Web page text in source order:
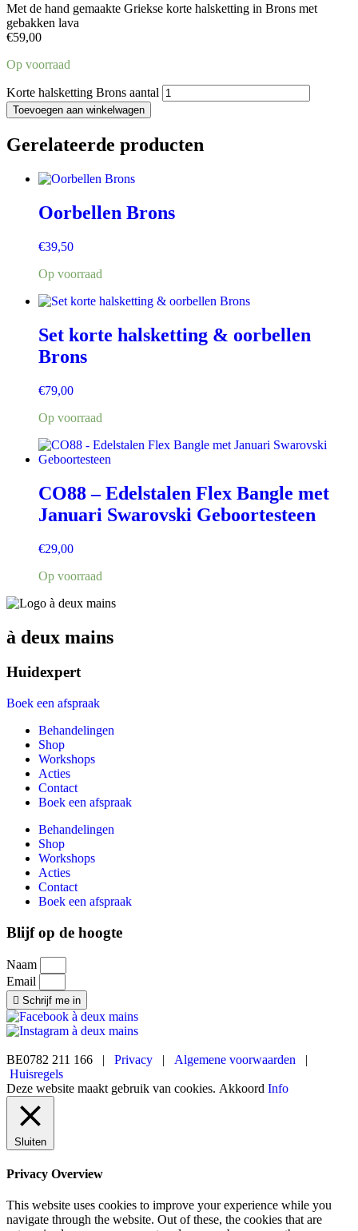
Met de hand gemaakte Griekse korte halsketting in Brons met
gebakken lava
€59,00
Op voorraad
Korte halsketting Brons aantal
Toevoegen aan winkelwagen
Gerelateerde producten
Oorbellen Brons
€39,50
Op voorraad
Set korte halsketting & oorbellen
Brons
€79,00
Op voorraad
CO88 – Edelstalen Flex Bangle met
Januari Swarovski Geboortesteen
€29,00
Op voorraad
à deux mains
Huidexpert
Boek een afspraak
Behandelingen
Shop
Workshops
Acties
Contact
Boek een afspraak
Behandelingen
Shop
Workshops
Acties
Contact
Boek een afspraak
Blijf op de hoogte
Naam
Email
Schrijf me in
BE0782 211 166 | Privacy | Algemene voorwaarden |
Huisregels
Deze website maakt gebruik van cookies. Akkoord Info
Sluiten
Privacy Overview
This website uses cookies to improve your experience while you
navigate through the website. Out of these, the cookies that are